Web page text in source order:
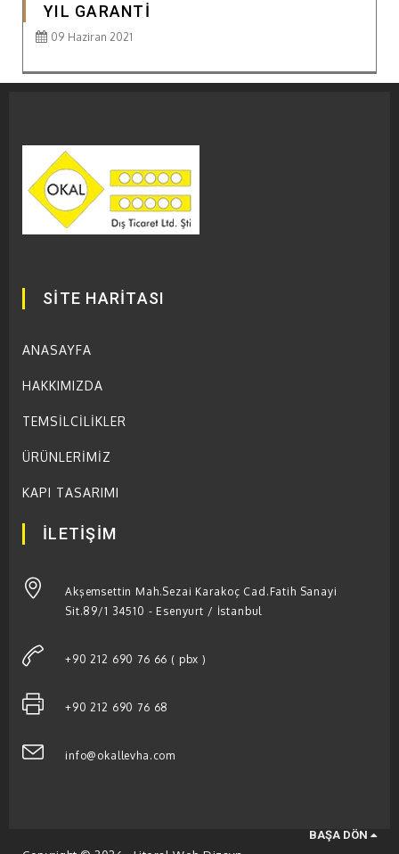
YIL GARANTİ
09 Haziran 2021
SİTE HARİTASI
ANASAYFA
HAKKIMIZDA
TEMSİLCİLİKLER
ÜRÜNLERİMİZ
KAPI TASARIMI
İLETİŞİM
Akşemsettin Mah.Sezai Karakoç Cad.Fatih Sanayi
Sit.89/1 34510 - Esenyurt / İstanbul
+90 212 690 76 66 ( pbx )
+90 212 690 76 68
info@okallevha.com
BAŞA DÖN